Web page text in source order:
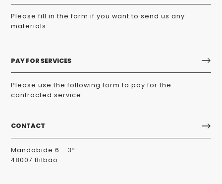
Please fill in the form if you want to send us any
materials
PAY FOR SERVICES
Please use the following form to pay for the
contracted service
CONTACT
Mandobide 6 - 3º
48007 Bilbao